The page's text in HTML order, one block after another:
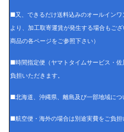
■又、できるだけ送料込みのオールイン
より、加工取寄運賃が発生する場合もご
商品の各ページをご参照下さい）
■時間指定便（ヤマトタイムサービス・
負担いただきます。
■北海道、沖縄県、離島及び一部地域につ
■航空便・海外の場合は別途実費をご負担